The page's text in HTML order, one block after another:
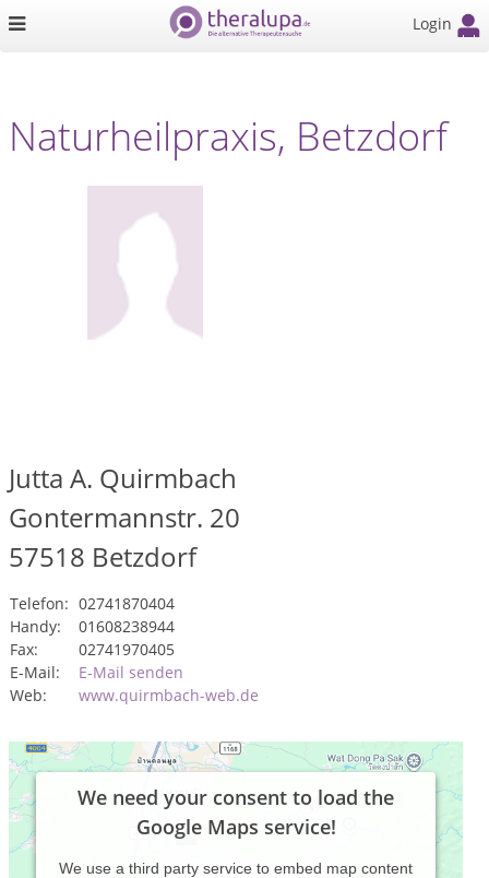
Login
Naturheilpraxis, Betzdorf
Jutta A. Quirmbach
Gontermannstr. 20
57518 Betzdorf
Telefon: 02741870404
Handy:
01608238944
Fax:
02741970405
E-Mail:
E-Mail senden
Web:
www.quirmbach-web.de
We need your consent to load the
Google Maps service!
We use a third party service to embed map content